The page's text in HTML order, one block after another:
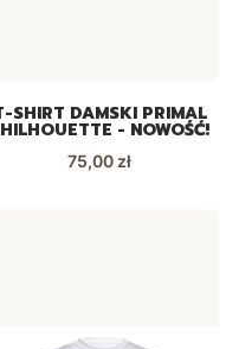
SHIRT DAMSKI PRIMAL
- NOWOŚĆ!
Cena
75,00 zł